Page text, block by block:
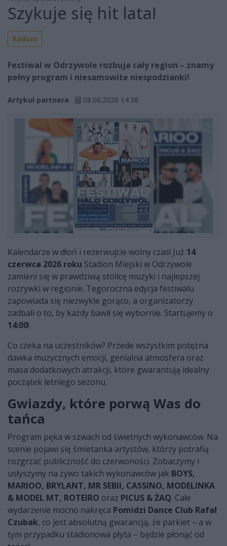
Szykuje się hit lata!
Radom
Festiwal w Odrzywole rozbuja cały region – znamy
pełny program i niesamowite niespodzianki!
Artykuł partnera 08.06.2026 14:38
Kalendarze w dłoń i rezerwujcie wolny czas! Już 14
czerwca 2026 roku Stadion Miejski w Odrzywole
zamieni się w prawdziwą stolicę muzyki i najlepszej
rozrywki w regionie. Tegoroczna edycja festiwalu
zapowiada się niezwykle gorąco, a organizatorzy
zadbali o to, by każdy bawił się wybornie. Startujemy o
14:00!
Co czeka na uczestników? Przede wszystkim potężna
dawka muzycznych emocji, genialna atmosfera oraz
masa dodatkowych atrakcji, które gwarantują idealny
początek letniego sezonu.
Gwiazdy, które porwą Was do
tańca
Program pęka w szwach od świetnych wykonawców. Na
scenie pojawi się śmietanka artystów, którzy potrafią
rozgrzać publiczność do czerwoności. Zobaczymy i
usłyszymy na żywo takich wykonawców jak BOYS,
MARIOO, BRYLANT, MR SEBII, CASSINO, MODELINKA
& MODEL MT, ROTEIRO oraz PICUS & ŻAQ. Całe
wydarzenie mocno nakręca Pomidzi Dance Club Rafał
Czubak, co jest absolutną gwarancją, że parkiet – a w
tym przypadku stadionowa płyta – będzie płonąć od